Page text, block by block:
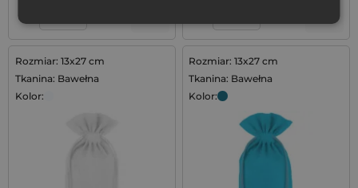
Rozmiar: 13x27 cm
Tkanina: Bawełna
Kolor:
Rozmiar: 13x27 cm
Tkanina: Bawełna
Kolor: